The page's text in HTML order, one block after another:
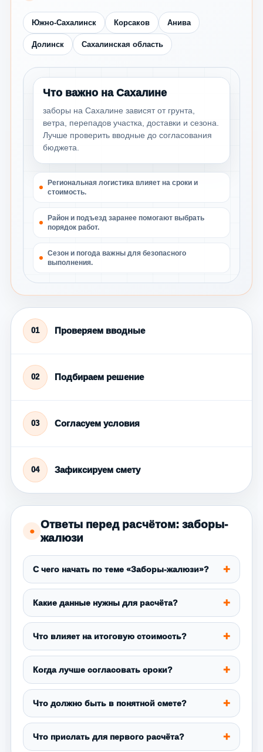
Южно-Сахалинск Корсаков Анива
Долинск Сахалинская область
Что важно на Сахалине
заборы на Сахалине зависят от грунта,
ветра, перепадов участка, доставки и сезона.
Лучше проверить вводные до согласования
бюджета.
Региональная логистика влияет на сроки и
стоимость.
Район и подъезд заранее помогают выбрать
порядок работ.
Сезон и погода важны для безопасного
выполнения.
01 Проверяем вводные
02 Подбираем решение
03 Согласуем условия
04 Зафиксируем смету
●
Ответы перед расчётом: заборы-
жалюзи
С чего начать по теме «Заборы-жалюзи»?
Какие данные нужны для расчёта?
Что влияет на итоговую стоимость?
Когда лучше согласовать сроки?
Что должно быть в понятной смете?
Что прислать для первого расчёта?